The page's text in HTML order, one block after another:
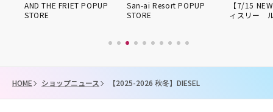
POPUP
San-ai Resort POPUP
【7/15 NEW OPEN】パテ
ィスリー ル・プ…
HOME ショップニュース 【2025-2026 秋冬】DIESEL